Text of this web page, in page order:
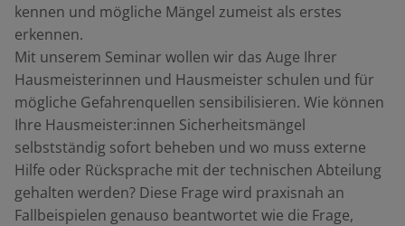
kennen und mögliche Mängel zumeist als erstes
erkennen.
Mit unserem Seminar wollen wir das Auge Ihrer
Hausmeisterinnen und Hausmeister schulen und für
mögliche Gefahrenquellen sensibilisieren. Wie können
Ihre Hausmeister:innen Sicherheitsmängel
selbstständig sofort beheben und wo muss externe
Hilfe oder Rücksprache mit der technischen Abteilung
gehalten werden? Diese Frage wird praxisnah an
Fallbeispielen genauso beantwortet wie die Frage,